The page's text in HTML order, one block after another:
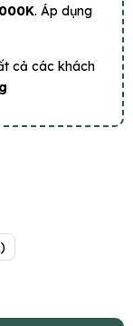
. Áp dụng
cả các khách